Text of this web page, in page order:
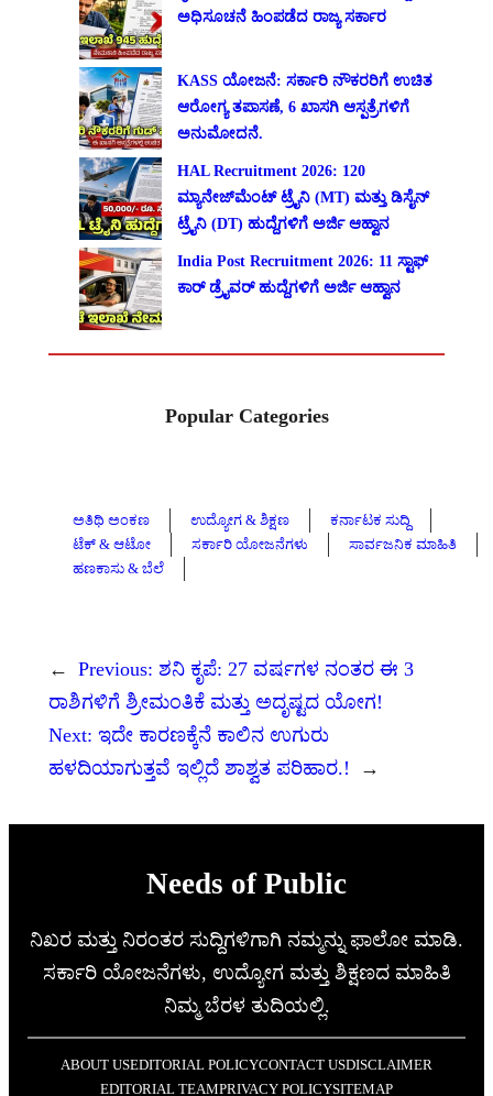
ಅಧಿಸೂಚನೆ ಹಿಂಪಡೆದ ರಾಜ್ಯ ಸರ್ಕಾರ
KASS ಯೋಜನೆ: ಸರ್ಕಾರಿ ನೌಕರರಿಗೆ ಉಚಿತ
ಆರೋಗ್ಯ ತಪಾಸಣೆ, 6 ಖಾಸಗಿ ಆಸ್ಪತ್ರೆಗಳಿಗೆ
ಅನುಮೋದನೆ.
HAL Recruitment 2026: 120
ಮ್ಯಾನೇಜ್‌ಮೆಂಟ್ ಟ್ರೈನಿ (MT) ಮತ್ತು ಡಿಸೈನ್
ಟ್ರೈನಿ (DT) ಹುದ್ದೆಗಳಿಗೆ ಅರ್ಜಿ ಆಹ್ವಾನ
India Post Recruitment 2026: 11 ಸ್ಟಾಫ್
ಕಾರ್ ಡ್ರೈವರ್ ಹುದ್ದೆಗಳಿಗೆ ಅರ್ಜಿ ಆಹ್ವಾನ
Popular Categories
ಅತಿಥಿ ಅಂಕಣ ಉದ್ಯೋಗ & ಶಿಕ್ಷಣ
ಕರ್ನಾಟಕ ಸುದ್ದಿ
ಟೆಕ್ & ಆಟೋ
ಸರ್ಕಾರಿ ಯೋಜನೆಗಳು
ಸಾರ್ವಜನಿಕ ಮಾಹಿತಿ
ಹಣಕಾಸು & ಬೆಲೆ
← Previous: ಶನಿ ಕೃಪೆ: 27 ವರ್ಷಗಳ ನಂತರ ಈ 3
ರಾಶಿಗಳಿಗೆ ಶ್ರೀಮಂತಿಕೆ ಮತ್ತು ಅದೃಷ್ಟದ ಯೋಗ!
Next: ಇದೇ ಕಾರಣಕ್ಕೆನೆ ಕಾಲಿನ ಉಗುರು
ಹಳದಿಯಾಗುತ್ತವೆ ಇಲ್ಲಿದೆ ಶಾಶ್ವತ ಪರಿಹಾರ.!
→
Needs of Public
ನಿಖರ ಮತ್ತು ನಿರಂತರ ಸುದ್ದಿಗಳಿಗಾಗಿ ನಮ್ಮನ್ನು ಫಾಲೋ ಮಾಡಿ.
ಸರ್ಕಾರಿ ಯೋಜನೆಗಳು, ಉದ್ಯೋಗ ಮತ್ತು ಶಿಕ್ಷಣದ ಮಾಹಿತಿ
ನಿಮ್ಮ ಬೆರಳ ತುದಿಯಲ್ಲಿ.
ABOUT USEDITORIAL POLICYCONTACT USDISCLAIMER
EDITORIAL TEAMPRIVACY POLICYSITEMAP